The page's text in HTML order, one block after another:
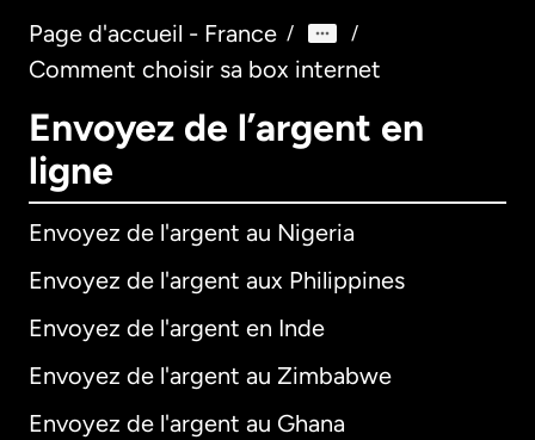
Page d'accueil - France / /
Comment choisir sa box internet
Envoyez de l’argent en
ligne
Envoyez de l'argent au Nigeria
Envoyez de l'argent aux Philippines
Envoyez de l'argent en Inde
Envoyez de l'argent au Zimbabwe
Envoyez de l'argent au Ghana